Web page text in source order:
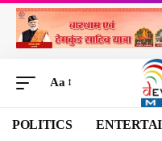
Aa
POLITICS